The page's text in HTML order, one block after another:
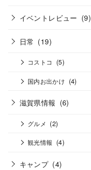
イベントレビュー (9)
日常 (19)
コストコ (5)
国内お出かけ (4)
滋賀県情報 (6)
グルメ (2)
観光情報 (4)
キャンプ (4)